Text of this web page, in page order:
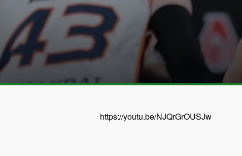
https://youtu.be/NJQrGrOUSJw